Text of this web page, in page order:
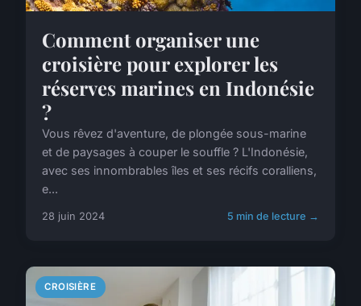
Comment organiser une
croisière pour explorer les
réserves marines en Indonésie
?
Vous rêvez d'aventure, de plongée sous-marine
et de paysages à couper le souffle ? L'Indonésie,
avec ses innombrables îles et ses récifs coralliens,
e...
28 juin 2024 5 min de lecture →
CROISIÈRE